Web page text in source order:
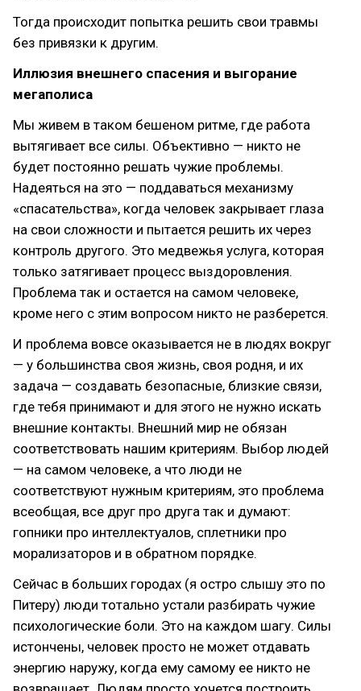
Тогда происходит попытка решить свои травмы
без привязки к другим.
Иллюзия внешнего спасения и выгорание
мегаполиса
Мы живем в таком бешеном ритме, где работа
вытягивает все силы. Объективно — никто не
будет постоянно решать чужие проблемы.
Надеяться на это — поддаваться механизму
«спасательства», когда человек закрывает глаза
на свои сложности и пытается решить их через
контроль другого. Это медвежья услуга, которая
только затягивает процесс выздоровления.
Проблема так и остается на самом человеке,
кроме него с этим вопросом никто не разберется.
И проблема вовсе оказывается не в людях вокруг
— у большинства своя жизнь, своя родня, и их
задача — создавать безопасные, близкие связи,
где тебя принимают и для этого не нужно искать
внешние контакты. Внешний мир не обязан
соответствовать нашим критериям. Выбор людей
— на самом человеке, а что люди не
соответствуют нужным критериям, это проблема
всеобщая, все друг про друга так и думают:
гопники про интеллектуалов, сплетники про
морализаторов и в обратном порядке.
Сейчас в больших городах (я остро слышу это по
Питеру) люди тотально устали разбирать чужие
психологические боли. Это на каждом шагу. Силы
истончены, человек просто не может отдавать
энергию наружу, когда ему самому ее никто не